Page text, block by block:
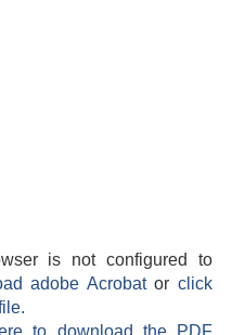
is not configured to
adobe Acrobatorclick